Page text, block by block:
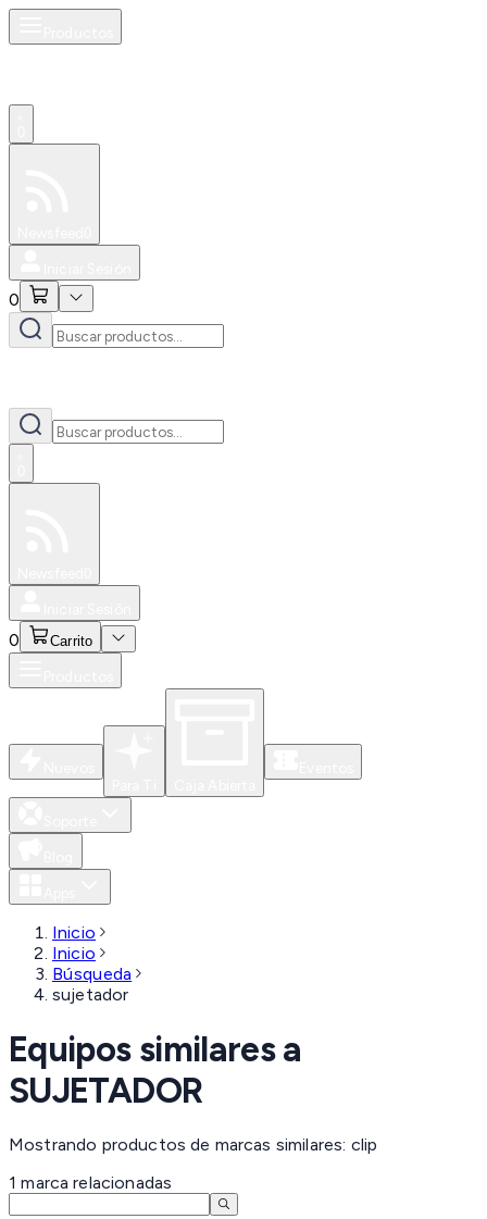
0
0 Carrito
Inicio
Inicio
Búsqueda
sujetador
Equipos similares a
SUJETADOR
Mostrando productos de marcas similares: clip
1 marca relacionadas